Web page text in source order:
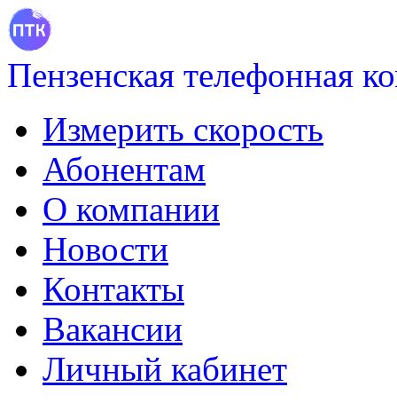
Пензенская телефонная
Измерить скорость
Абонентам
О компании
Новости
Контакты
Вакансии
Личный кабинет